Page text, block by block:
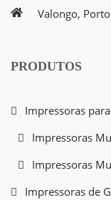
Valongo, Porto
PRODUTOS
Impressoras
Impressoras
Impressoras
Impressoras de